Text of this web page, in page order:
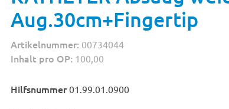
Aug.30cm+Fingertip
Artikelnummer: 00734044
Inhalt pro OP: 100,00
Hilfsnummer 01.99.01.0900